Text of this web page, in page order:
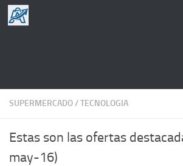
Saltar al contenido
SUPERMERCADO/TECNOLOGIA
Estas son las ofertas
may-16)